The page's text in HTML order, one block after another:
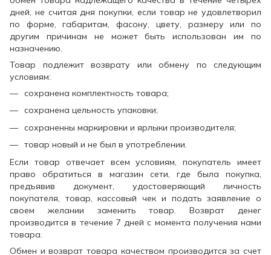
дней, не считая дня покупки, если товар не удовлетворил
по форме, габаритам, фасону, цвету, размеру или по
другим причинам не может быть использован им по
назначению.
Товар подлежит возврату или обмену по следующим
условиям:
сохранена комплектность товара;
сохранена цельность упаковки;
сохраненны маркировки и ярлыки производителя;
товар новый и не был в употреблении.
Если товар отвечает всем условиям, покупатель имеет
право обратиться в магазин сети, где была покупка,
предъявив документ, удостоверяющий личность
покупателя, товар, кассовый чек и подать заявление о
своем желании заменить товар. Возврат денег
производится в течение 7 дней с момента получения нами
товара.
Обмен и возврат товара качеством производится за счет